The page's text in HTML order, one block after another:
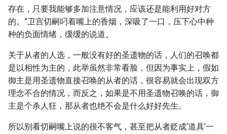
存在，只要我能够多加注意情况，应该还是能利用好对方
的。”卫宫切嗣叼着嘴上的香烟，深吸了一口，压下心中种
种的负面情绪，缓缓的说道。
关于从者的人选，一般没有好的圣遗物的话，人们的召唤都
是以相性为主的，此举虽然非常看脸，但因为事实上，假如
御主是用圣遗物直接召唤的从者的话，很容易就会出现双方
理念不合的情况，而反之，如果是不用圣遗物召唤的话，御
主是个杀人狂，那从者也绝不会是什么好好先生。
所以别看切嗣嘴上说的很不客气，甚至把从者贬成‘道具’一